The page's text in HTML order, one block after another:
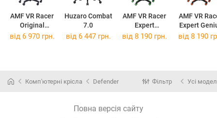
AMF VR Racer
Original
Command
Huzaro Combat
7.0
AMF VR Racer
Expert
Champion
AMF VR
Expert
від 6 970 грн. від 6 447 грн. від 8 190 грн. від 8 190
Комп'ютерні крісла Defender Фільтр Усі
Повна версія сайту